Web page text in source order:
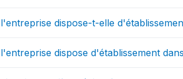
l'entreprise dispose-t-elle
l'entreprise dispose d'établissement